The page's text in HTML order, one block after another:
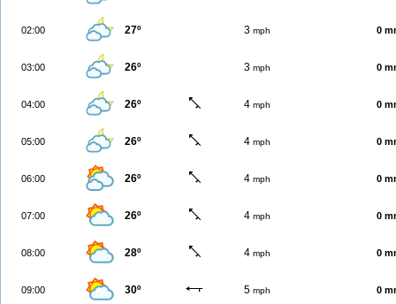
02:00 27º 3 mph 0
03:00 26º 3 mph 0
04:00 26º 4 mph 0
05:00 26º 4 mph 0
06:00 26º 4 mph 0
07:00 26º 4 mph 0
08:00 28º 4 mph 0
09:00 30º 5 mph 0